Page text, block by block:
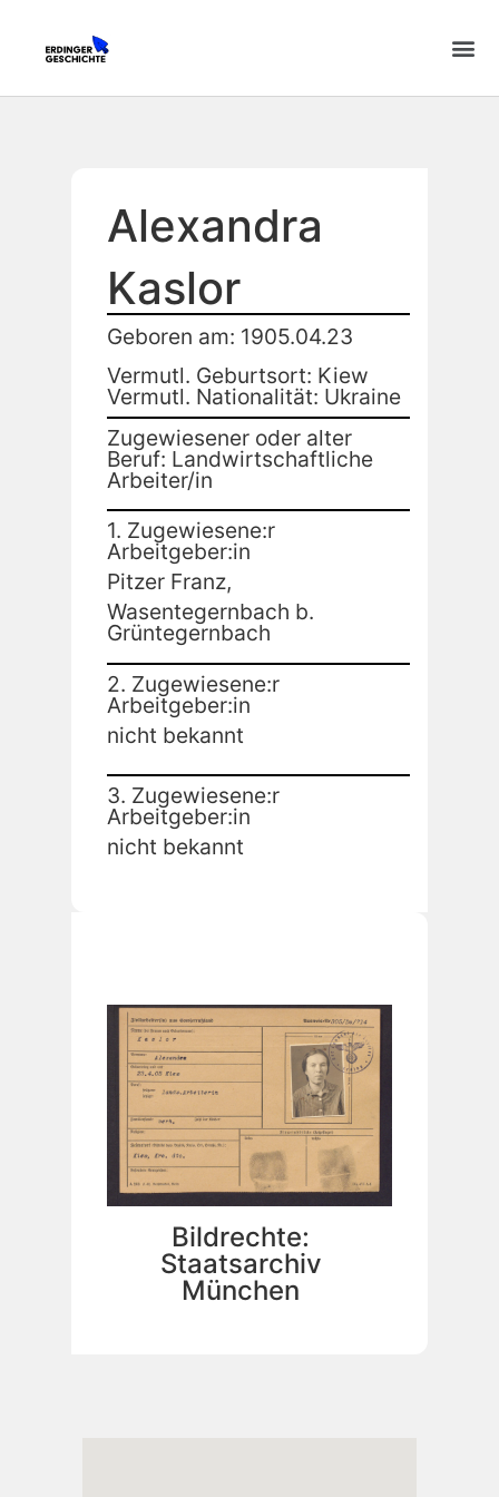
Alexandra
Kaslor
Geboren am: 1905.04.23
Vermutl. Geburtsort: Kiew
Vermutl. Nationalität: Ukraine
Zugewiesener oder alter
Beruf: Landwirtschaftliche
Arbeiter/in
1. Zugewiesene:r
Arbeitgeber:in
Pitzer Franz,
Wasentegernbach b.
Grüntegernbach
2. Zugewiesene:r
Arbeitgeber:in
nicht bekannt
3. Zugewiesene:r
Arbeitgeber:in
nicht bekannt
Bildrechte:
Staatsarchiv
München